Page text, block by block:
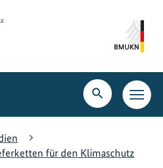
Suche
öffnen
für den Klimaschutz